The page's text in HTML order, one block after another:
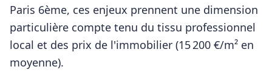
Paris 6ème, ces enjeux prennent une dimension
particulière compte tenu du tissu professionnel
local et des prix de l'immobilier (15 200 €/m² en
moyenne).